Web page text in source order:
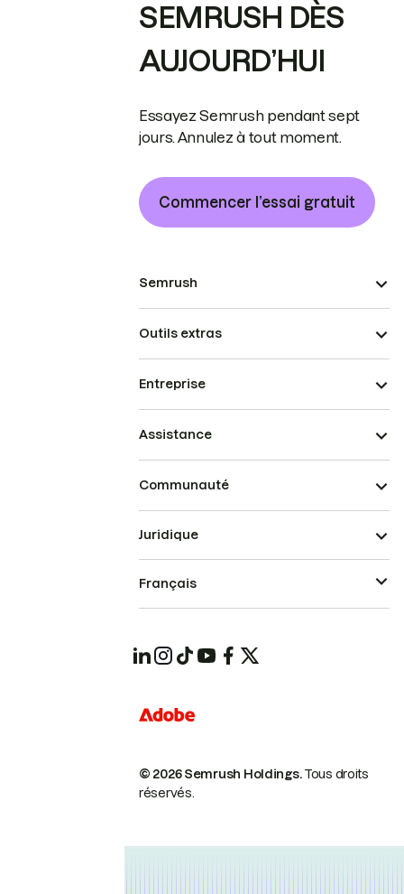
SEMRUSH DÈS
AUJOURD’HUI
Essayez Semrush pendant sept
jours. Annulez à tout moment.
Commencer l’essai gratuit
Semrush
Outils extras
Entreprise
Assistance
Communauté
© 2026 Semrush Holdings.Tous droits
réservés.
Juridique
Français